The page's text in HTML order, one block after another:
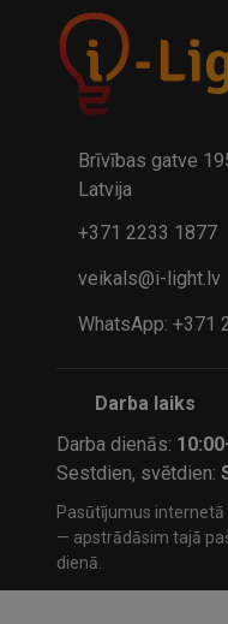
32.95€
Brīvības gatve
Latvija
+371 2233 1877
veikals@i-light.lv
WhatsApp: +371
Darba laiks
Darba dienās:
Sestdien, svētdien:
Pasūtījumus
— apstrādāsim tajā
dienā.